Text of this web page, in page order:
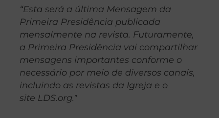
“Esta será a última Mensagem da
Primeira Presidência publicada
mensalmente na revista. Futuramente,
a Primeira Presidência vai compartilhar
mensagens importantes conforme o
necessário por meio de diversos canais,
incluindo as revistas da Igreja e o
site LDS.org.”